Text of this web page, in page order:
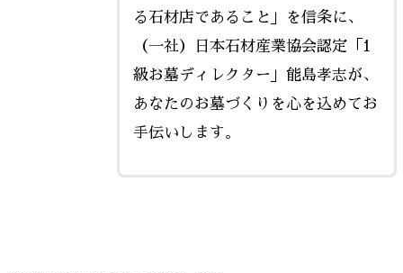
る石材店であること」を信条に、
（一社）日本石材産業協会認定「1
級お墓ディレクター」能島孝志が、
あなたのお墓づくりを心を込めてお
手伝いします。